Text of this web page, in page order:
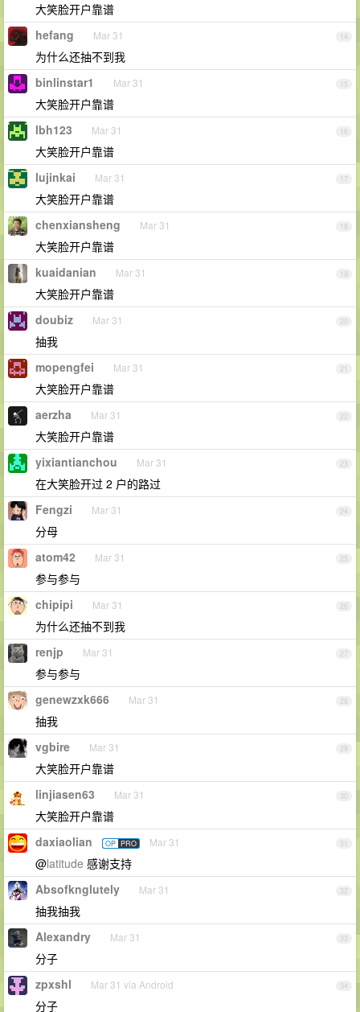
大笑脸开户靠谱
14
hefang Mar 31
为什么还抽不到我
15
binlinstar1 Mar 31
大笑脸开户靠谱
16
lbh123 Mar 31
大笑脸开户靠谱
17
lujinkai Mar 31
大笑脸开户靠谱
18
chenxiansheng Mar 31
大笑脸开户靠谱
19
kuaidanian Mar 31
大笑脸开户靠谱
20
doubiz Mar 31
抽我
21
mopengfei Mar 31
大笑脸开户靠谱
22
aerzha Mar 31
大笑脸开户靠谱
23
yixiantianchou Mar 31
在大笑脸开过 2 户的路过
24
Fengzi Mar 31
分母
25
atom42 Mar 31
参与参与
26
chipipi Mar 31
为什么还抽不到我
27
renjp Mar 31
参与参与
28
genewzxk666 Mar 31
抽我
29
vgbire Mar 31
大笑脸开户靠谱
30
linjiasen63 Mar 31
大笑脸开户靠谱
31
daxiaolian OP PRO Mar 31
@latitude 感谢支持
32
Absofknglutely Mar 31
抽我抽我
33
Alexandry Mar 31
分子
34
zpxshl Mar 31 via Android
分子